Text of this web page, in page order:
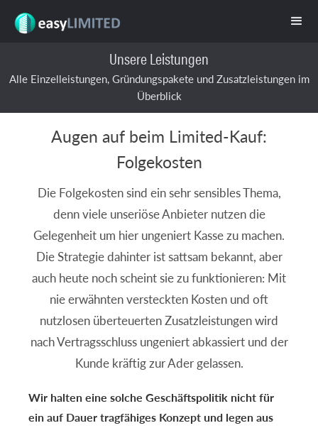
Unsere Leistungen
Alle Einzelleistungen, Gründungspakete und Zusatzleistungen im
Überblick
Augen auf beim Limited-Kauf:
Folgekosten
Die Folgekosten sind ein sehr sensibles Thema,
denn viele unseriöse Anbieter nutzen die
Gelegenheit um hier ungeniert Kasse zu machen.
Die Strategie dahinter ist sattsam bekannt, aber
auch heute noch scheint sie zu funktionieren: Mit
nie erwähnten versteckten Kosten und oft
nutzlosen überteuerten Zusatzleistungen wird
nach Vertragsschluss ungeniert abkassiert und der
Kunde kräftig zur Ader gelassen.
Wir halten eine solche Geschäftspolitik nicht für
ein auf Dauer tragfähiges Konzept und legen aus